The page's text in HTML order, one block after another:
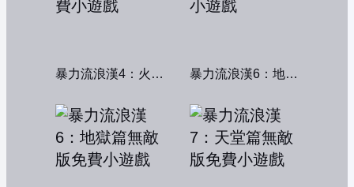
暴力流浪漢4：火線交鋒 暴力流浪漢6：地獄篇